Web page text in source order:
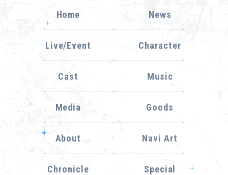
Home News
Live/Event Character
Cast Music
Media Goods
About Navi Art
Chronicle Special